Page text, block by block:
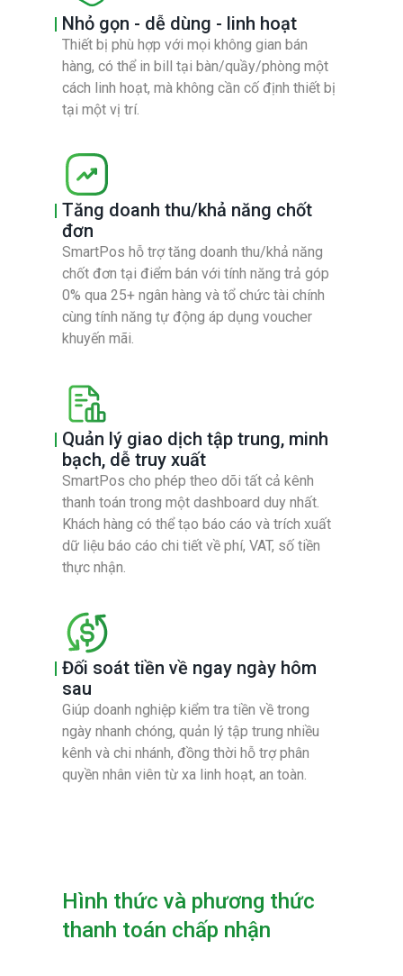
Nhỏ gọn - dễ dùng - linh hoạt
Thiết bị phù hợp với mọi không gian bán
hàng, có thể in bill tại bàn/quầy/phòng một
cách linh hoạt, mà không cần cố định thiết bị
tại một vị trí.
Tăng doanh thu/khả năng chốt
đơn
SmartPos hỗ trợ tăng doanh thu/khả năng
chốt đơn tại điểm bán với tính năng trả góp
0% qua 25+ ngân hàng và tổ chức tài chính
cùng tính năng tự động áp dụng voucher
khuyến mãi.
Quản lý giao dịch tập trung, minh
bạch, dễ truy xuất
SmartPos cho phép theo dõi tất cả kênh
thanh toán trong một dashboard duy nhất.
Khách hàng có thể tạo báo cáo và trích xuất
dữ liệu báo cáo chi tiết về phí, VAT, số tiền
thực nhận.
Đối soát tiền về ngay ngày hôm
sau
Giúp doanh nghiệp kiểm tra tiền về trong
ngày nhanh chóng, quản lý tập trung nhiều
kênh và chi nhánh, đồng thời hỗ trợ phân
quyền nhân viên từ xa linh hoạt, an toàn.
Hình thức và phương thức
thanh toán chấp nhận